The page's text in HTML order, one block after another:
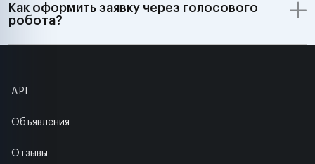
Как оформить заявку через голосового
робота?
API
Объявления
Отзывы